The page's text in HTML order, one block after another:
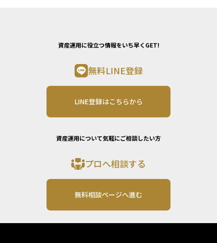
資産運用に役立つ情報をいち早くGET!
無料LINE登録
LINE登録はこちらから
資産運用について気軽にご相談したい方
プロへ相談する
無料相談ページへ進む